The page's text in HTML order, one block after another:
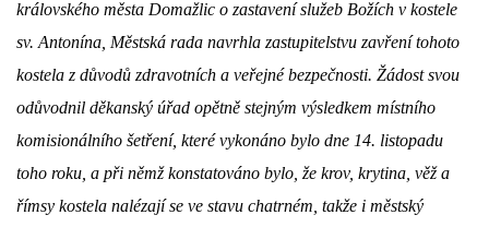
královského města Domažlic o zastavení služeb Božích v kostele
sv. Antonína, Městská rada navrhla zastupitelstvu zavření tohoto
kostela z důvodů zdravotních a veřejné bezpečnosti. Žádost svou
odůvodnil děkanský úřad opětně stejným výsledkem místního
komisionálního šetření, které vykonáno bylo dne 14. listopadu
toho roku, a při němž konstatováno bylo, že krov, krytina, věž a
římsy kostela nalézají se ve stavu chatrném, takže i městský